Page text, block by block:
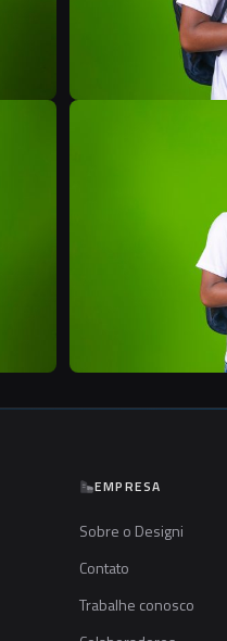
EMPRESA
Sobre o Designi
Contato
Trabalhe conosco